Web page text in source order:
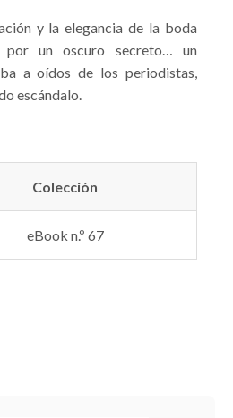
y la elegancia de la boda
por un oscuro secreto… un
a oídos de los periodistas,
escándalo.
Colección
eBook n.º 67